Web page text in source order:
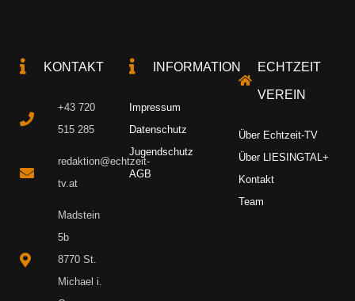
KONTAKT
+43 720
515 285
redaktion@echtzeit-
tv.at
Madstein
5b
8770 St.
Michael i.
INFORMATION
Impressum
Datenschutz
Jugendschutz
AGB
ECHTZEIT
VEREIN
Über Echtzeit-TV
Über LIESINGTAL+
Kontakt
Team